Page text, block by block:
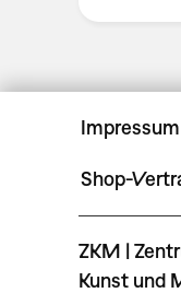
Impressum
Shop-
ZKM |
Kunst und